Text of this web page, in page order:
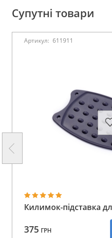
Супутні товари
Артикул: 611911
Килимок-підставка
375 ГРН